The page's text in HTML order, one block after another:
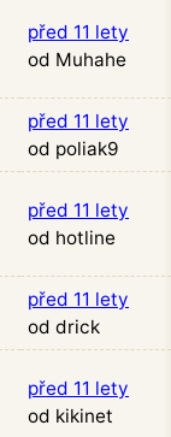
před 11 lety
od Muhahe
před 11 lety
od poliak9
před 11 lety
od hotline
před 11 lety
od drick
před 11 lety
od kikinet